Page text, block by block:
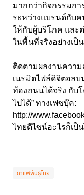
มากกว่ากิจกรรมกา
ระหว่างแบรนด์กับ
ให้กับผู้บริโภค และ
ในพื้นที่จริงอย่างเป็
ติดตามผลงานความ
เนรมิตไฟล์ดิจิตอล
ท้องถนนได้จริง กับ
ไปได้” ทางเฟซบุ๊ค:
http://
ไทยดีไซน์อะไรก็เป็
กาแฟพันธุ์ไทย